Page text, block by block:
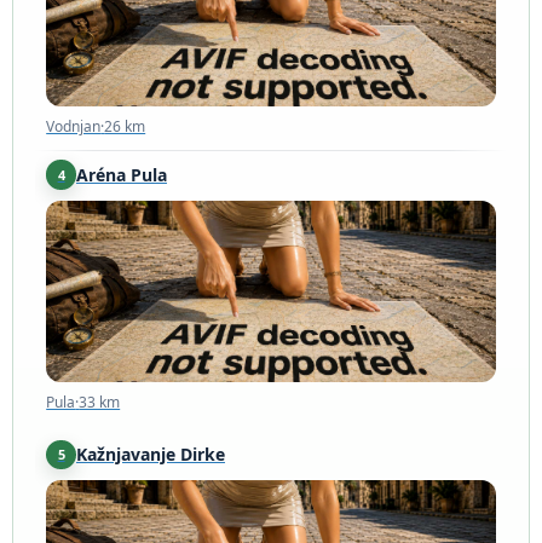
Vodnjan·26 km
4 Aréna Pula
Pula·33 km
Pula·33 km
5 Kažnjavanje Dirke
Pula·34 km